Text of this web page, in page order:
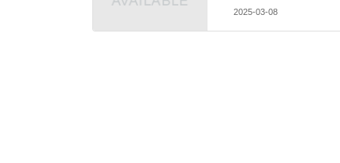
2025-03-08